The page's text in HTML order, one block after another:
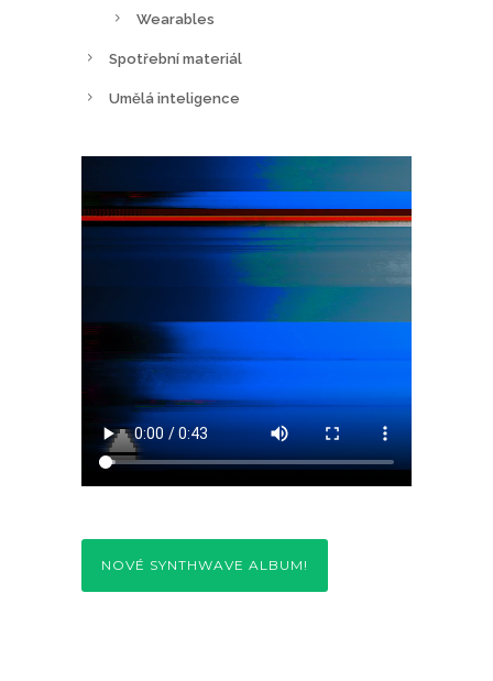
Wearables
Spotřební materiál
Umělá inteligence
NOVÉ SYNTHWAVE ALBUM!